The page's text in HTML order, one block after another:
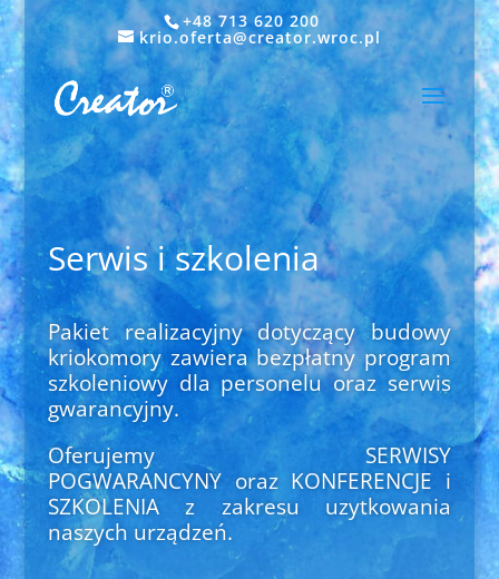
+48 713 620 200
krio.oferta@creator.wroc.pl
Serwis i szkolenia
Pakiet realizacyjny dotyczący budowy
kriokomory zawiera bezpłatny program
szkoleniowy dla personelu oraz serwis
gwarancyjny.
Oferujemy SERWISY
POGWARANCYNY oraz KONFERENCJE i
SZKOLENIA z zakresu uzytkowania
naszych urządzeń.